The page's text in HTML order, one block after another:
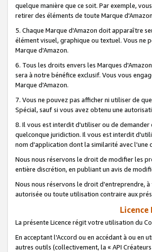
quelque manière que ce soit. Par exemple,
retirer des éléments de toute Marque
5. Chaque Marque d'Amazon doit apparaître
élément visuel, graphique ou textuel. Vous ne
Marque d'Amazon.
6. Tous les droits envers les Marques
sera à notre bénéfice exclusif. Vous vous
Marque d'Amazon.
7. Vous ne pouvez pas afficher ni utiliser de
Spécial, sauf si vous avez obtenu une
8. Il vous est interdit d'utiliser ou de
quelconque juridiction. Il vous est interdit
nom d'application dont la similarité avec l'une
Nous nous réservons le droit de modifier les
entière discrétion, en publiant un avis de
Nous nous réservons le droit d'entreprendre,
autorisée ou toute utilisation contraire aux
La présente Licence régit votre utilisation du
En acceptant l'Accord ou en accédant à ou en
autres outils (collectivement, la « API